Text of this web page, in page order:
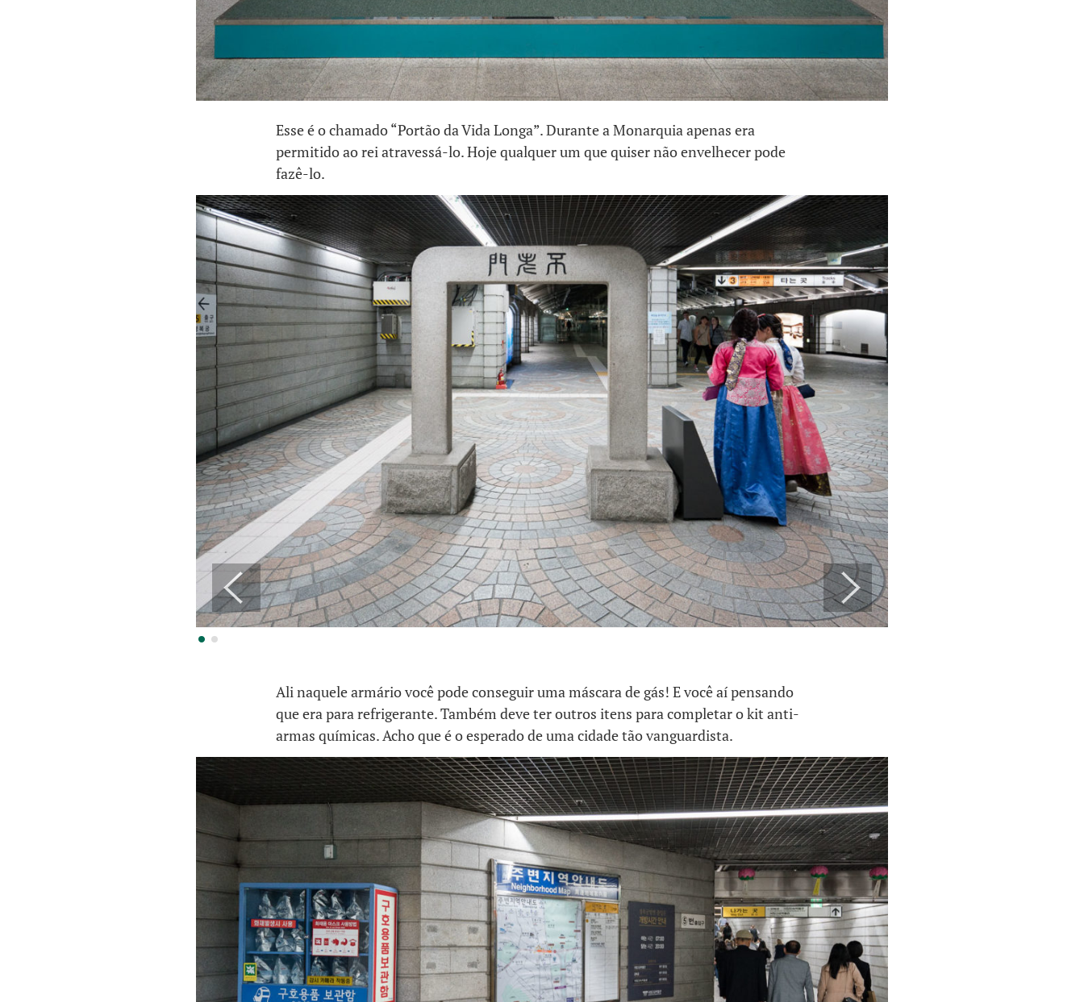
Esse é o chamado “Portão da Vida Longa”. Durante a Monarquia apenas era
permitido ao rei atravessá-lo. Hoje qualquer um que quiser não envelhecer pode
fazê-lo.
Ali naquele armário você pode conseguir uma máscara de gás! E você aí pensando
que era para refrigerante. Também deve ter outros itens para completar o kit anti-
armas químicas. Acho que é o esperado de uma cidade tão vanguardista.